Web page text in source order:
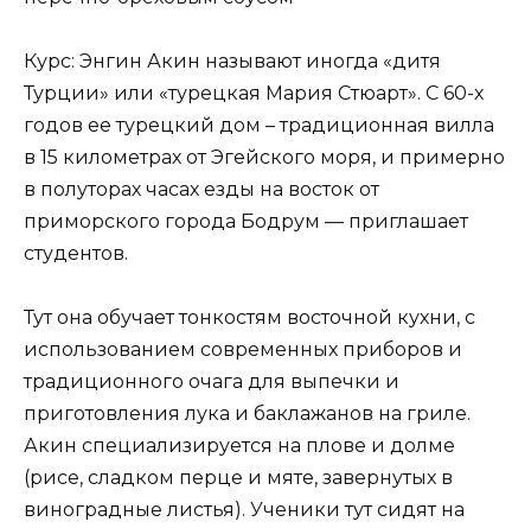
Курс: Энгин Акин называют иногда «дитя
Турции» или «турецкая Мария Стюарт». С 60-х
годов ее турецкий дом – традиционная вилла
в 15 километрах от Эгейского моря, и примерно
в полуторах часах езды на восток от
приморского города Бодрум — приглашает
студентов.
Тут она обучает тонкостям восточной кухни, с
использованием современных приборов и
традиционного очага для выпечки и
приготовления лука и баклажанов на гриле.
Акин специализируется на плове и долме
(рисе, сладком перце и мяте, завернутых в
виноградные листья). Ученики тут сидят на